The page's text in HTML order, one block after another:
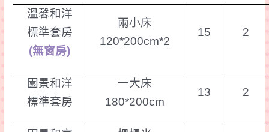
溫馨和洋
標準套房
(無窗房)
兩小床
120*200cm*2
15 2
園景和洋
標準套房
一大床
180*200cm
13 2